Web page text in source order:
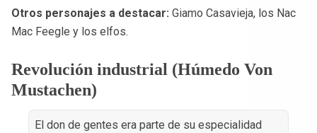
Otros personajes a destacar: Giamo Casavieja, los Nac
Mac Feegle y los elfos.
Revolución industrial (Húmedo Von
Mustachen)
El don de gentes era parte de su especialidad